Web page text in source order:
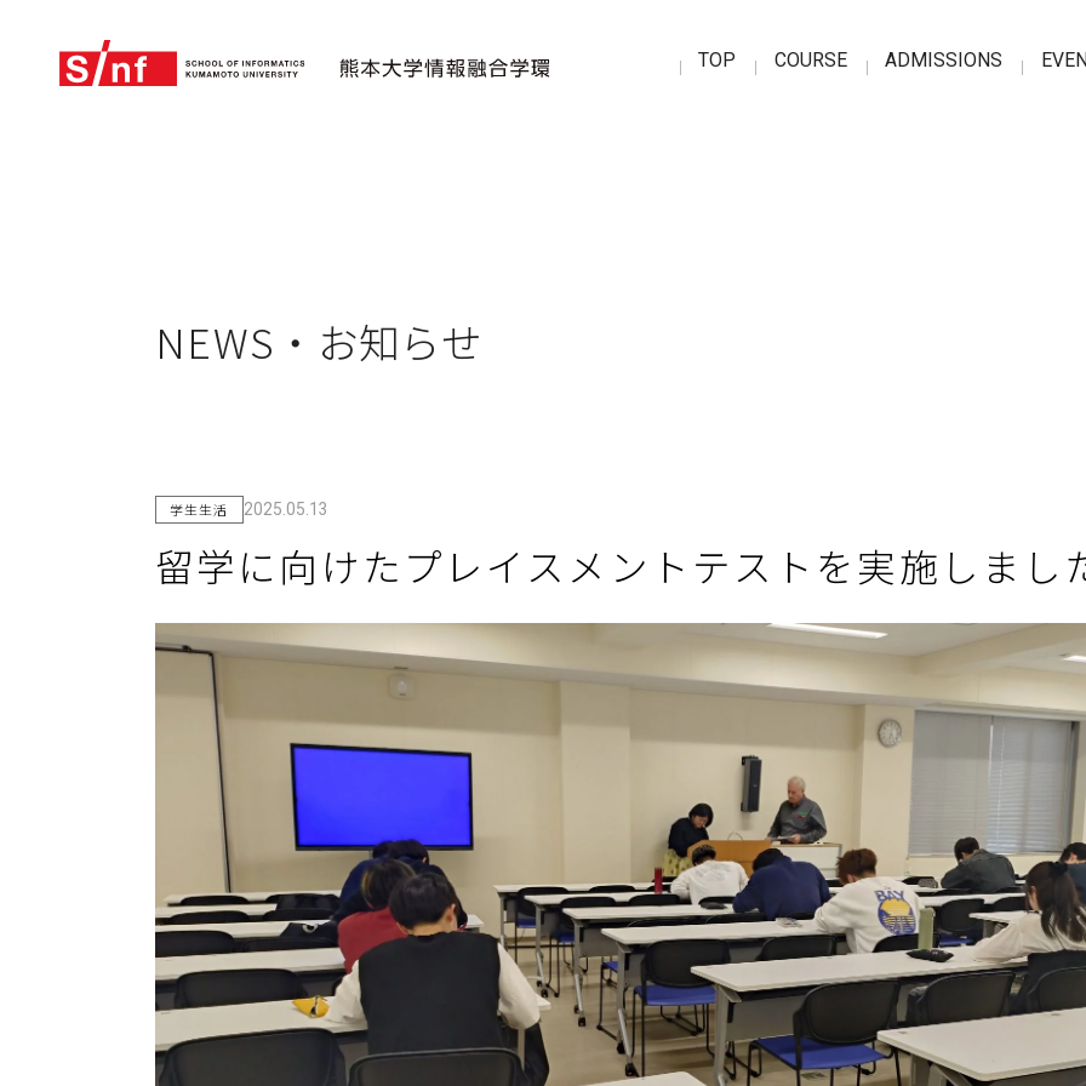
TOP COURSE ADMISSIONS
NEWS・お知らせ
学生生活 2025.05.13
留学に向けたプレイスメントテストを実施しまし